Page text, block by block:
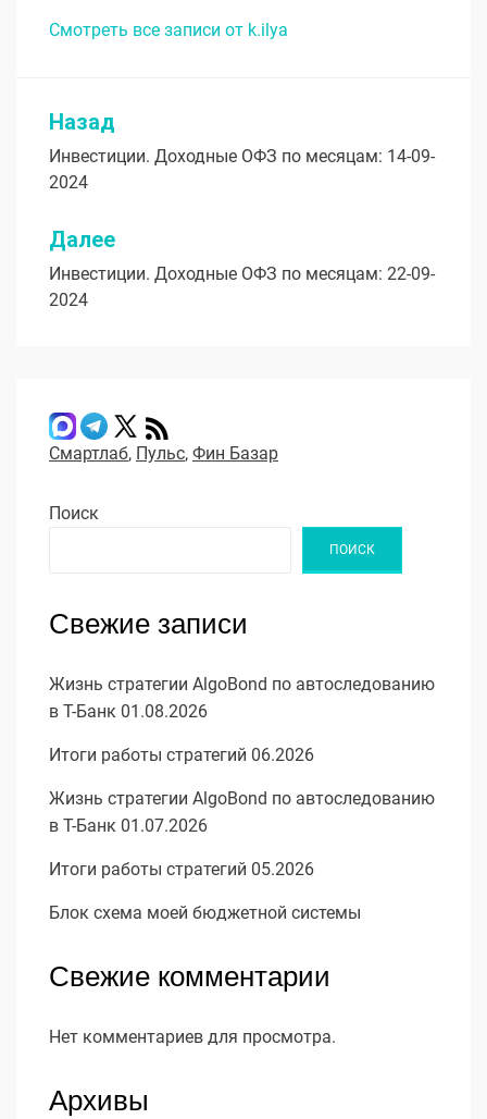
Смотреть все записи от k.ilya
Навигация
по
записям
Назад
Инвестиции. Доходные ОФЗ по месяцам: 14-09-
2024
Далее
Инвестиции. Доходные ОФЗ по месяцам: 22-09-
2024
Смартлаб, Пульс, Фин Базар
Поиск
ПОИСК
Свежие записи
Жизнь стратегии AlgoBond по автоследованию
в Т-Банк 01.08.2026
Итоги работы стратегий 06.2026
Жизнь стратегии AlgoBond по автоследованию
в Т-Банк 01.07.2026
Итоги работы стратегий 05.2026
Блок схема моей бюджетной системы
Свежие комментарии
Нет комментариев для просмотра.
Архивы